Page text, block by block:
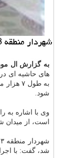
شهردار منطقه 13 از افتتاح 9 طرح و پروژه های ترافیكی در مراسمی با حضور معاون حمل و نقل و ترافیك شهرداری تهران مورخ 19 شهریور ماه آگاهی داد.
به گزارش ال
های حاشیه ای
به طول ۷ هزار متر، راه اندازی خانه دوستدار دوچرخه در ناحیه ۲، راه اندازی درب سوم سرخه حصار و بهسازی پارک
شود.
است، از میدان
شد، گفت: با